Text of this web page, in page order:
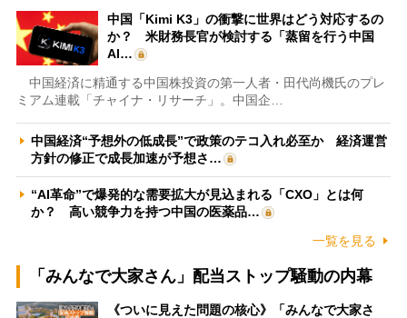
中国「Kimi K3」の衝撃に世界はどう対応するの
か？ 米財務長官が検討する「蒸留を行う中国
AI…
中国経済に精通する中国株投資の第一人者・田代尚機氏のプレ
ミアム連載「チャイナ・リサーチ」。中国企…
中国経済“予想外の低成長”で政策のテコ入れ必至か 経済運営
方針の修正で成長加速が予想さ…
“AI革命”で爆発的な需要拡大が見込まれる「CXO」とは何
か？ 高い競争力を持つ中国の医薬品…
一覧を見る
「みんなで大家さん」配当ストップ騒動の内幕
《ついに見えた問題の核心》「みんなで大家さ